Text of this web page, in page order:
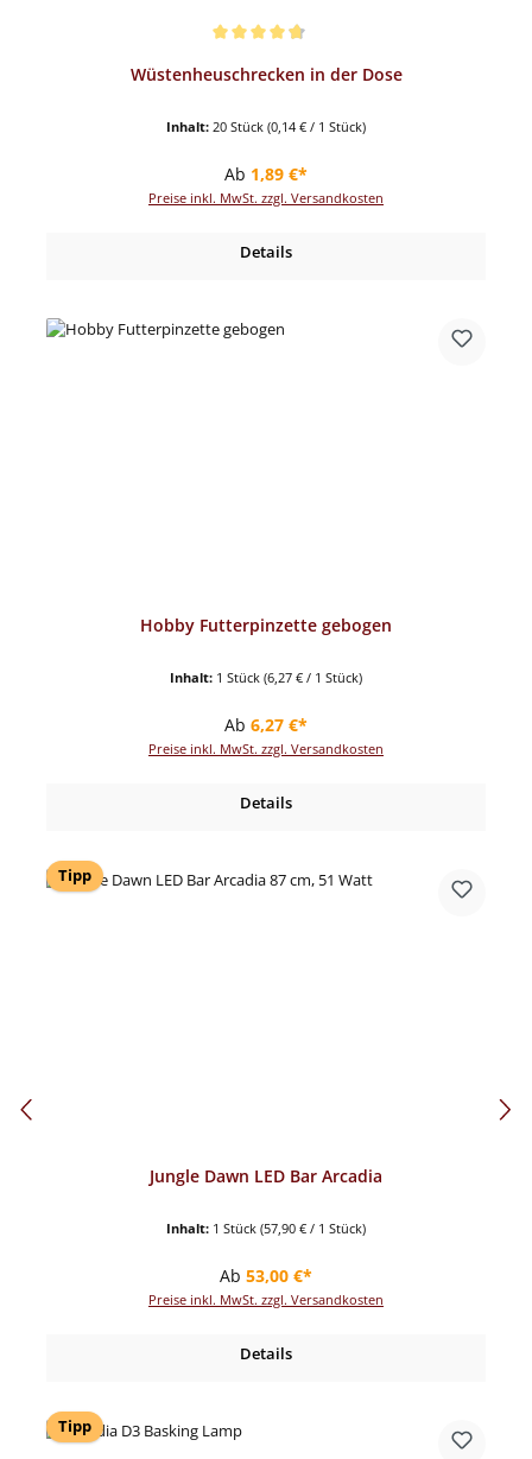
Wüstenheuschrecken in der Dose
Inhalt: 20 Stück (0,14 € / 1 Stück)
Regulärer Preis:
Ab 1,89 €*
Preise inkl. MwSt. zzgl. Versandkosten
Details
Hobby Futterpinzette gebogen
Inhalt: 1 Stück (6,27 € / 1 Stück)
Regulärer Preis:
Ab 6,27 €*
Preise inkl. MwSt. zzgl. Versandkosten
Details
Tipp
Jungle Dawn LED Bar Arcadia
Inhalt: 1 Stück (57,90 € / 1 Stück)
Regulärer Preis:
Ab 53,00 €*
Preise inkl. MwSt. zzgl. Versandkosten
Details
Tipp